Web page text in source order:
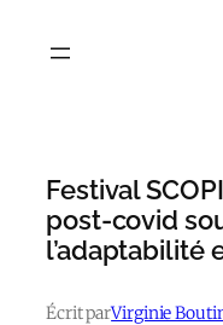
Festival
post-covid
l’adaptabilité
Écrit parVirginie